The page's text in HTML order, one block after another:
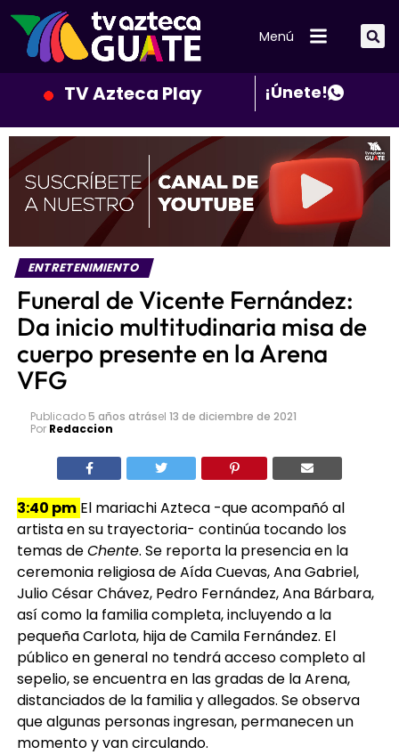
Menú
TV Azteca Play ¡Únete!
ENTRETENIMIENTO
Funeral de Vicente Fernández:
Da inicio multitudinaria misa de
cuerpo presente en la Arena
VFG
Publicado5 años atrásel 13 de diciembre de 2021
Por Redaccion
3:40 pm El mariachi Azteca -que acompañó al
artista en su trayectoria- continúa tocando los
temas deChente. Se reporta la presencia en la
ceremonia religiosa de Aída Cuevas, Ana Gabriel,
Julio César Chávez, Pedro Fernández, Ana Bárbara,
así como la familia completa, incluyendo a la
pequeña Carlota, hija de Camila Fernández. El
público en general no tendrá acceso completo al
sepelio, se encuentra en las gradas de la Arena,
distanciados de la familia y allegados. Se observa
que algunas personas ingresan, permanecen un
momento y van circulando.